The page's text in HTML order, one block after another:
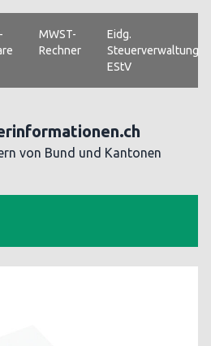
MWST-
Rechner
Eidg.
Steuerverwaltung
EStV
von Bund und Kantonen